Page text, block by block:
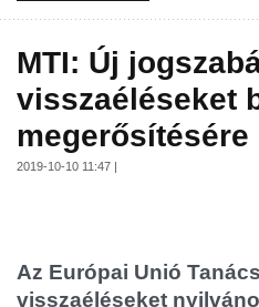
MTI: Új
visszaéléseket
megerősítésére
2019-10-10 11:47 |
Az Európai Unió
visszaéléseket